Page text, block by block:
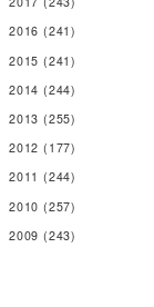
2016 (241)
2015 (241)
2014 (244)
2013 (255)
2012 (177)
2011 (244)
2010 (257)
2009 (243)